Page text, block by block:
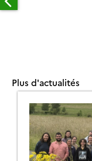
Plus d'actualités